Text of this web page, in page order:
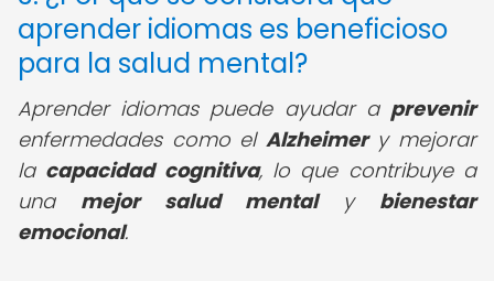
aprender idiomas es beneficioso
para la salud mental?
Aprender idiomas puede ayudar a prevenir
enfermedades como el Alzheimery mejorar
la capacidad cognitiva, lo que contribuye a
una mejor salud mentaly bienestar
emocional.